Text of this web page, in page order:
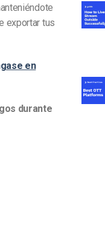
exportar tus
en
durante